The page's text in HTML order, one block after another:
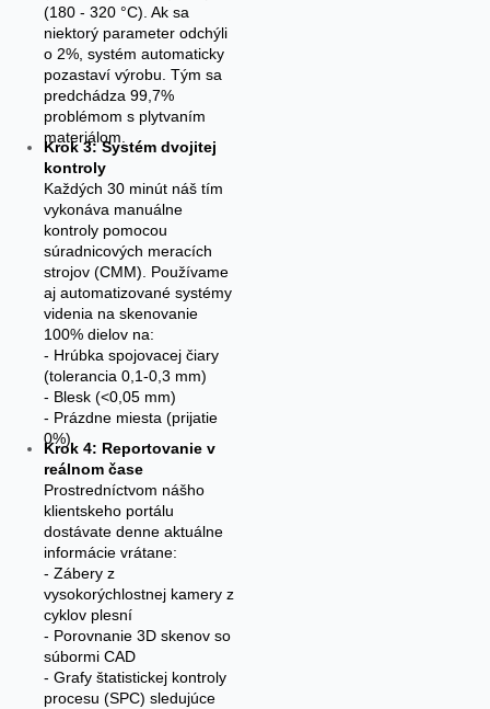
(180 - 320 °C). Ak sa
niektorý parameter odchýli
o 2%, systém automaticky
pozastaví výrobu. Tým sa
predchádza 99,7%
problémom s plytvaním
materiálom.
Krok 3: Systém dvojitej
kontroly
Každých 30 minút náš tím
vykonáva manuálne
kontroly pomocou
súradnicových meracích
strojov (CMM). Používame
aj automatizované systémy
videnia na skenovanie
100% dielov na:
- Hrúbka spojovacej čiary
(tolerancia 0,1-0,3 mm)
- Blesk (<0,05 mm)
- Prázdne miesta (prijatie
0%)
Krok 4: Reportovanie v
reálnom čase
Prostredníctvom nášho
klientskeho portálu
dostávate denne aktuálne
informácie vrátane:
- Zábery z
vysokorýchlostnej kamery z
cyklov plesní
- Porovnanie 3D skenov so
súbormi CAD
- Grafy štatistickej kontroly
procesu (SPC) sledujúce